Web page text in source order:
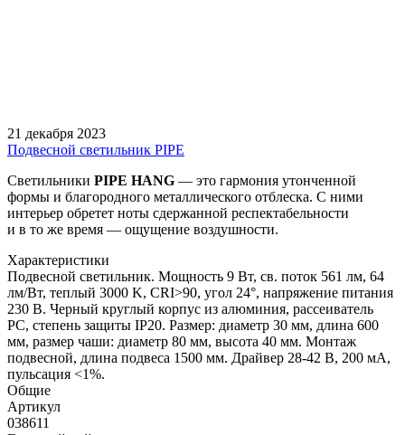
21 декабря 2023
Подвесной светильник PIPE
Светильники PIPE HANG — это гармония утонченной
формы и благородного металлического отблеска. С ними
интерьер обретет ноты сдержанной респектабельности
и в то же время — ощущение воздушности.
Характеристики
Подвесной светильник. Мощность 9 Вт, св. поток 561 лм, 64
лм/Вт, теплый 3000 K, CRI>90, угол 24°, напряжение питания
230 В. Черный круглый корпус из алюминия, рассеиватель
PC, степень защиты IP20. Размер: диаметр 30 мм, длина 600
мм, размер чаши: диаметр 80 мм, высота 40 мм. Монтаж
подвесной, длина подвеса 1500 мм. Драйвер 28-42 В, 200 мА,
пульсация <1%.
Общие
Артикул
038611